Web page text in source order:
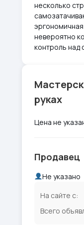
несколько
невероятно
контроль над
руках
Цена не
Продавец
Не указано
На сайте с:
Всего